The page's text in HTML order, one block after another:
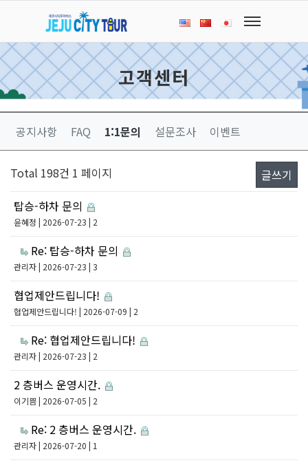
고객센터
공지사항 FAQ 1:1문의 설문조사 이벤트
Total 198건 1 페이지
글쓰기
탑승-하차 문의
윤혜정 | 2026-07-23 | 2
Re: 탑승-하차 문의
관리자| 2026-07-23 | 3
협업제안드립니다!
협업제안드립니다! | 2026-07-09 | 2
Re: 협업제안드립니다!
관리자| 2026-07-23 | 2
2 층버스 운영시간.
이기쁨| 2026-07-05 | 2
Re: 2 층버스 운영시간.
관리자| 2026-07-20 | 1